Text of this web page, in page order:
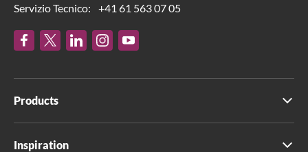
Servizio Tecnico:
+41 61 563 07 05
Products
Inspiration